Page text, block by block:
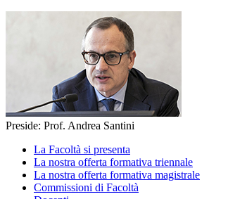
Preside: Prof. Andrea Santini
La Facoltà si presenta
La nostra offerta formativa triennale
La nostra offerta formativa magistrale
Commissioni di Facoltà